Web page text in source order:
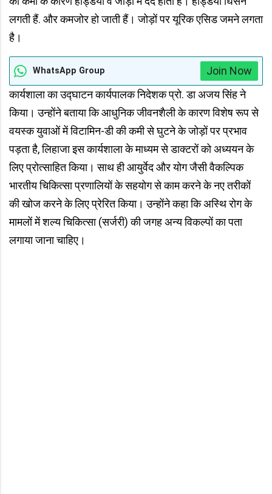
लगती हैं. और कमजोर हो जाती हैं। जोड़ों पर यूरिक एसिड जमने लगता
है।
WhatsApp Group
Join Now
कार्यशाला का उद्घाटन कार्यपालक निदेशक प्रो. डा अजय सिंह ने
किया। उन्होंने बताया कि आधुनिक जीवनशैली के कारण विशेष रूप से
वयस्क युवाओं में विटामिन-डी की कमी से घुटने के जोड़ों पर प्रभाव
पड़ता है, लिहाजा इस कार्यशाला के माध्यम से डाक्टरों को अध्ययन के
लिए प्रोत्साहित किया। साथ ही आयुर्वेद और योग जैसी वैकल्पिक
भारतीय चिकित्सा प्रणालियों के सहयोग से काम करने के नए तरीकों
की खोज करने के लिए प्रेरित किया। उन्होंने कहा कि अस्थि रोग के
मामलों में शल्य चिकित्सा (सर्जरी) की जगह अन्य विकल्पों का पता
लगाया जाना चाहिए।